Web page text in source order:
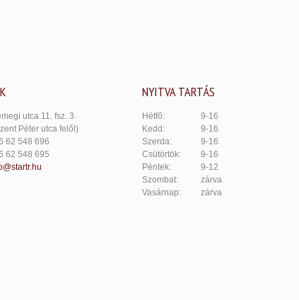
utca 11. fsz. 3.
Péter utca felől)
62 548 696
62 548 695
NYITVA TARTÁS
Hétfő:
9-16
Kedd:
9-16
Szerda:
9-16
Csütörtök:
9-16
Péntek:
9-12
Szombat:
zárva
Vasárnap:
zárva